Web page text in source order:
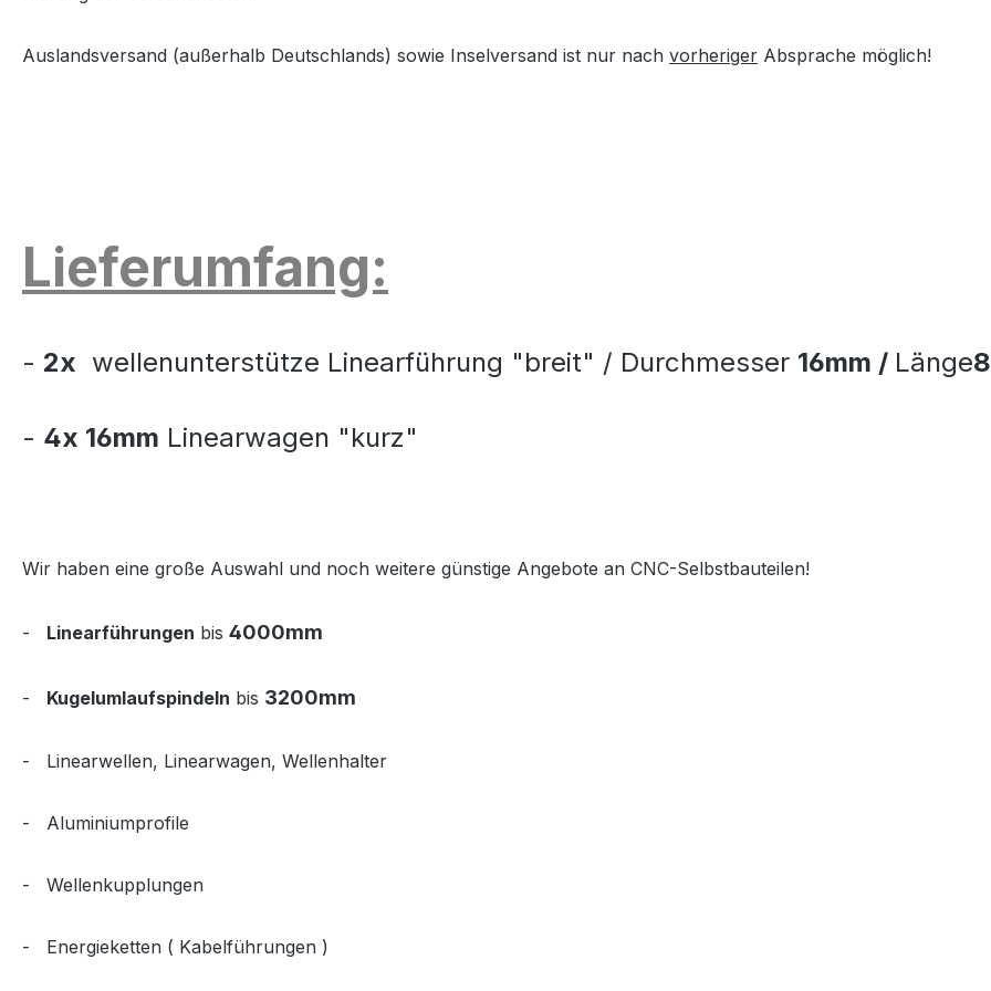
Auslandsversand (außerhalb Deutschlands) sowie Inselversand ist nur nach vorheriger Absprache möglich!
Lieferumfang:
- 2x wellenunterstütze Linearführung "breit" / Durchmesser 16mm / Länge
- 4x 16mm Linearwagen "kurz"
Wir haben eine große Auswahl und noch weitere günstige Angebote an CNC-Selbstbauteilen!
- Linearführungen bis 4000mm
- Kugelumlaufspindeln bis 3200mm
- Linearwellen, Linearwagen, Wellenhalter
- Aluminiumprofile
- Wellenkupplungen
- Energieketten ( Kabelführungen )